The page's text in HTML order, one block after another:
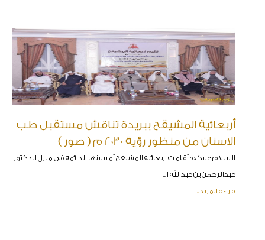
أربعائية المشيقح ببريدة تناقش مستقبل طب
الاسنان من منظور رؤية 2030 م ( صور )
السلام عليكم أقامت اربعائية المشيقح أمسيتها الدائمة في منزل الدكتور
عبدالرحمن بن عبدالله ا ..
قراءة المزيد..